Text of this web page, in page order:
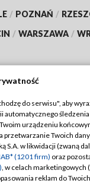
/ POZNAŃ /
/ WARSZAWA /
TVP
TVP
Regulamin TVP
Polityka
Moje zgody
do serwisu", aby
automatycznego śledzenia
urządzeniu
przetwarzanie Twoich
S.A. w likwidacji (zwaną
(1201 firm) oraz
, w celach marketingowych
reklam do